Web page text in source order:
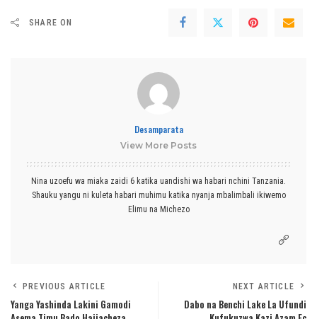
SHARE ON
Desamparata
View More Posts
Nina uzoefu wa miaka zaidi 6 katika uandishi wa habari nchini Tanzania.
Shauku yangu ni kuleta habari muhimu katika nyanja mbalimbali ikiwemo
Elimu na Michezo
PREVIOUS ARTICLE
Yanga Yashinda Lakini Gamodi
NEXT ARTICLE
Dabo na Benchi Lake La Ufundi